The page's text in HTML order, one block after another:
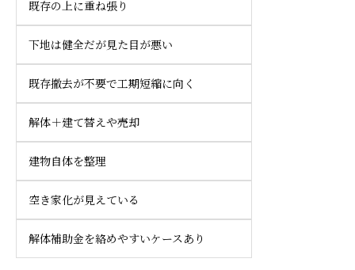
既存の上に重ね張り
下地は健全だが見た目が悪い
既存撤去が不要で工期短縮に向く
解体＋建て替えや売却
建物自体を整理
空き家化が見えている
解体補助金を絡めやすいケースあり